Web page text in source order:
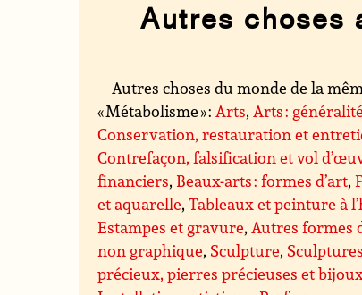
Autres choses
Autres choses du monde de la
« Métabolisme » :Arts,Arts :
Conservation, restauration et
Contrefaçon, falsification et vol
financiers, Beaux-arts : formes d’art,
et aquarelle,Tableaux et peinture à
Estampes et gravure,Autres formes
non graphique, Sculpture,
précieux, pierres précieuses et